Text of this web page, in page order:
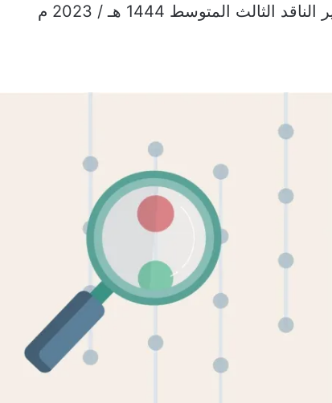
المتوسط 1444 هـ / 2023 م